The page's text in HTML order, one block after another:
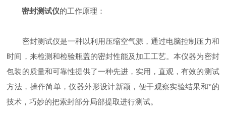
密封测试仪的工作原理：
密封测试仪是一种以利用压缩空气源，通过电脑控制压力和
时间，来检测和检验瓶盖的密封性能及加工工艺。本仪器为密封
包装的质量和可靠性提供了一种先进，实用，直观，有效的测试
方法，操作简单，仪器外形设计新颖，便干观察实验结果和*的
技术，巧妙的把索封部分局部提取进行测试。